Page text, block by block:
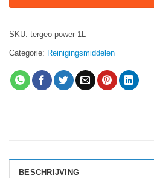
SKU: tergeo-power-1L
Categorie: Reinigingsmiddelen
BESCHRIJVING